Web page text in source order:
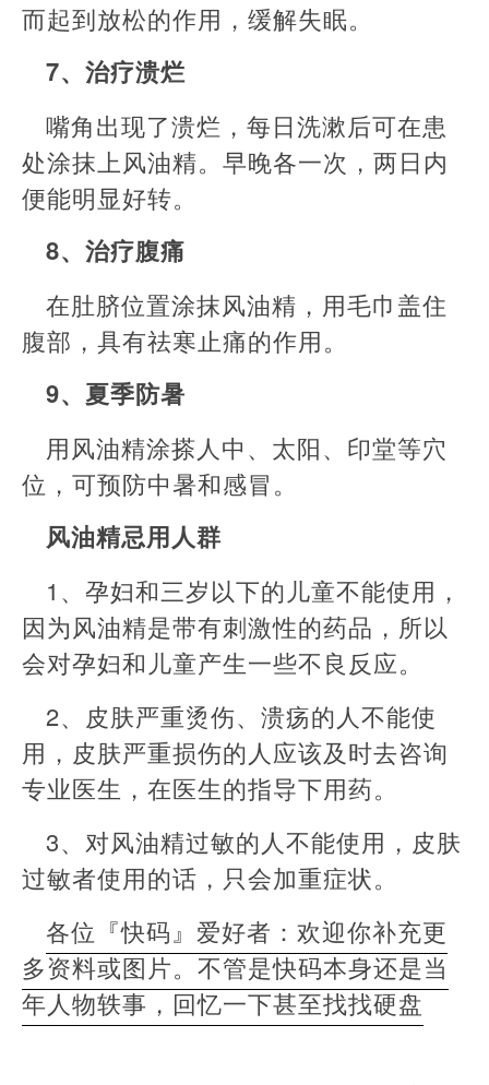
而起到放松的作用，缓解失眠。
7、治疗溃烂
嘴角出现了溃烂，每日洗漱后可在患
处涂抹上风油精。早晚各一次，两日内
便能明显好转。
8、治疗腹痛
在肚脐位置涂抹风油精，用毛巾盖住
腹部，具有祛寒止痛的作用。
9、夏季防暑
用风油精涂搽人中、太阳、印堂等穴
位，可预防中暑和感冒。
风油精忌用人群
1、孕妇和三岁以下的儿童不能使用，
因为风油精是带有刺激性的药品，所以
会对孕妇和儿童产生一些不良反应。
2、皮肤严重烫伤、溃疡的人不能使
用，皮肤严重损伤的人应该及时去咨询
专业医生，在医生的指导下用药。
3、对风油精过敏的人不能使用，皮肤
过敏者使用的话，只会加重症状。
各位『快码』爱好者：欢迎你补充更
多资料或图片。不管是快码本身还是当
年人物轶事，回忆一下甚至找找硬盘